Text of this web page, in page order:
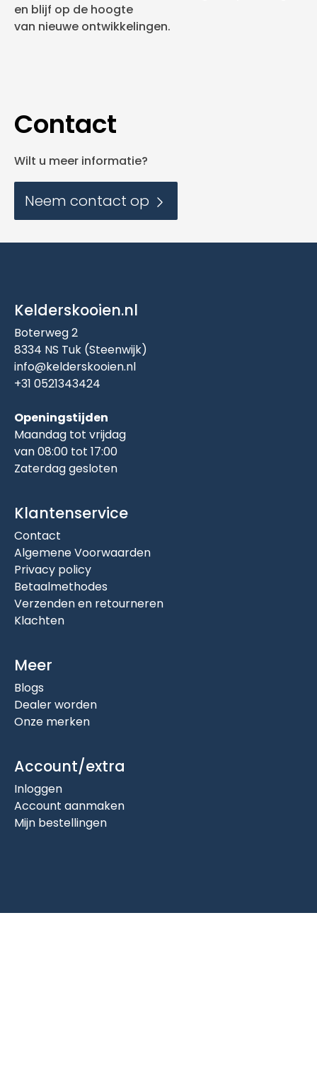
en blijf op de hoogte
van nieuwe ontwikkelingen.
Contact
Wilt u meer informatie?
Neem contact op
Kelderskooien.nl
Boterweg 2
8334 NS Tuk (Steenwijk)
info@kelderskooien.nl
+31 0521343424
Openingstijden
Maandag tot vrijdag
van 08:00 tot 17:00
Zaterdag gesloten
Klantenservice
Contact
Algemene Voorwaarden
Privacy policy
Betaalmethodes
Verzenden en retourneren
Klachten
Meer
Blogs
Dealer worden
Onze merken
Account/extra
Inloggen
Account aanmaken
Mijn bestellingen